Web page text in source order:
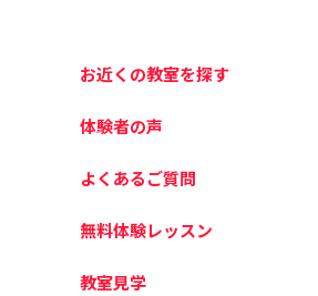
お近くの教室を探す
体験者の声
よくあるご質問
無料体験レッスン
教室見学